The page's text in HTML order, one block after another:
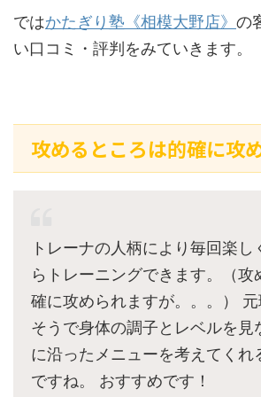
ではかたぎり塾《相模大野店》 の
い口コミ・評判をみていきます。
攻めるところは的確に攻
トレーナの人柄により毎回楽
らトレーニングできます。（攻
確に攻められますが。。。）
そうで身体の調子とレベルを見
に沿ったメニューを考えてくれ
ですね。 おすすめです！